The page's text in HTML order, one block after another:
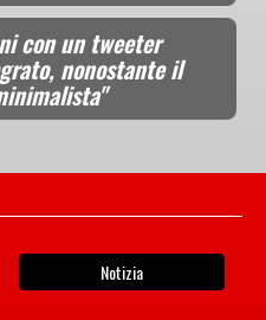
con un tweeter
nonostante il
Notizia